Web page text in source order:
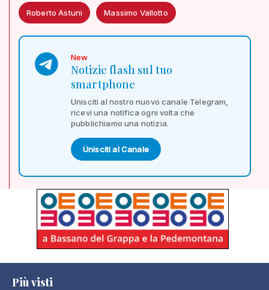
Roberto Astuni Massimo Vallotto
New
Notizie flash sul tuo
smartphone
Unisciti al nostro nuovo canale Telegram,
ricevi una notifica ogni volta che
pubblichiamo una notizia.
Unisciti al Canale
Più visti